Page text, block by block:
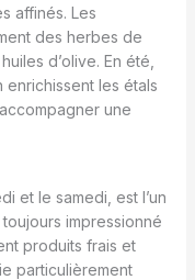
affinés. Les
des herbes de
d’olive. En été,
les étals
une
et le samedi, est l’un
impressionné
produits frais et
particulièrement